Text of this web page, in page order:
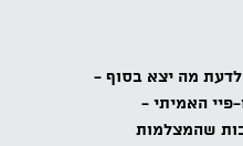
מה יצא בסוף -
פיי האמיתי -
שהמצלמות